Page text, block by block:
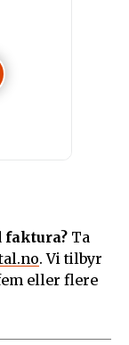
faktura? Ta
. Vi tilbyr
eller flere